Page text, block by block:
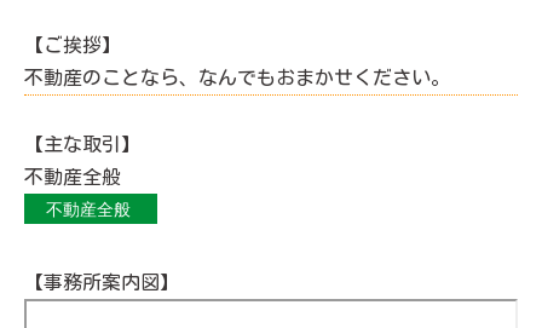
【ご挨拶】
不動産のことなら、なんでもおまかせください。
【主な取引】
不動産全般
【事務所案内図】